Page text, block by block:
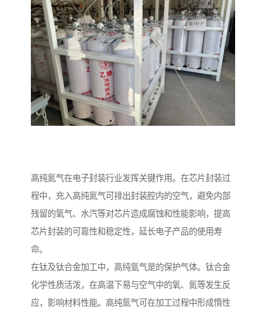
高纯氮气在电子封装行业发挥关键作用。在芯片封装过
程中，充入高纯氮气可排出封装腔内的空气，避免内部
残留的氧气、水汽等对芯片造成腐蚀和性能影响，提高
芯片封装的可靠性和稳定性，延长电子产品的使用寿
命。
在钛及钛合金加工中，高纯氩气是的保护气体。钛合金
化学性质活泼，在高温下易与空气中的氧、氮等发生反
应，影响材料性能。高纯氩气可在加工过程中形成惰性